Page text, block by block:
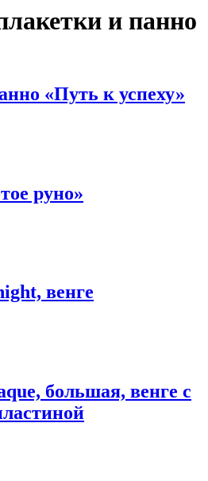
и панно
«Путь к успеху»
руно»
венге
большая, венге с